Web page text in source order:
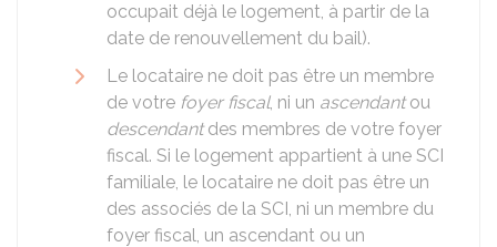
occupait déjà le logement, à partir de la
date de renouvellement du bail).
Le locataire ne doit pas être un membre
de votre foyer fiscal, ni un ascendantou
descendantdes membres de votre foyer
fiscal. Si le logement appartient à une SCI
familiale, le locataire ne doit pas être un
des associés de la SCI, ni un membre du
foyer fiscal, un ascendant ou un